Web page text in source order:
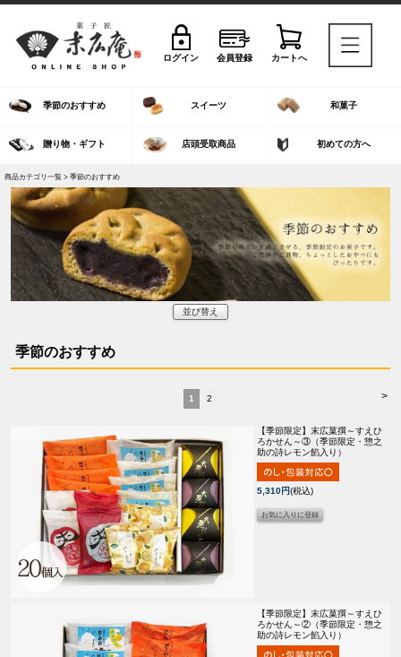
ログイン 会員登録 カートへ
季節のおすすめ スイーツ 和菓子
贈り物・ギフト 店頭受取商品 初めての方へ
商品カテゴリ一覧 > 季節のおすすめ
並び替え
季節のおすすめ
>
1 2
【季節限定】 末広菓撰～すえひ
ろかせん～③（季節限定・惣之
助の詩レモン餡入り）
5,310円(税込)
【季節限定】 末広菓撰～すえひ
ろかせん～②（季節限定・惣之
助の詩レモン餡入り）